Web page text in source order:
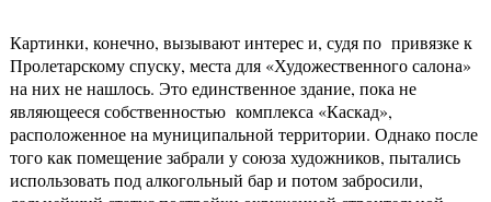
Картинки, конечно, вызывают интерес и, судя по привязке к
Пролетарскому спуску, места для «Художественного салона»
на них не нашлось. Это единственное здание, пока не
являющееся собственностью комплекса «Каскад»,
расположенное на муниципальной территории. Однако после
того как помещение забрали у союза художников, пытались
использовать под алкогольный бар и потом забросили,